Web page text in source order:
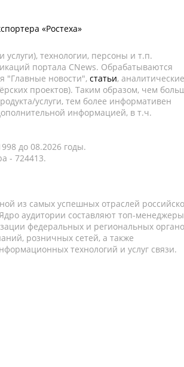
«Ростеха»
технологии, персоны и т.п.
портала CNews. Обрабатываются
"Главные новости", статьи, аналитические
проектов). Таким образом, чем
услуги, тем более информативен
информацией, в т.ч.
до 08.2026 годы.
- 724413.
из самых успешных отраслей
аудитории составляют топ-
федеральных и региональных
розничных сетей, а также
технологий и услуг связи.